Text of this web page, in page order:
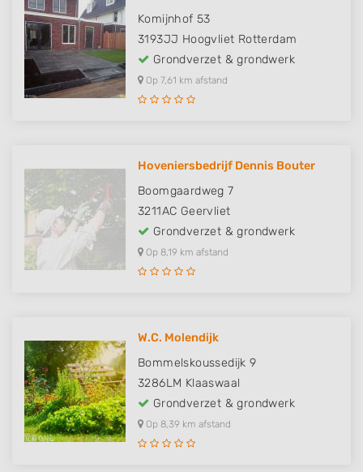
Komijnhof 53
3193JJ Hoogvliet Rotterdam
Grondverzet & grondwerk
Op 7,61 km afstand
Hoveniersbedrijf Dennis Bouter
Boomgaardweg 7
3211AC Geervliet
Grondverzet & grondwerk
Op 8,19 km afstand
W.C. Molendijk
Bommelskoussedijk 9
3286LM Klaaswaal
Grondverzet & grondwerk
Op 8,39 km afstand